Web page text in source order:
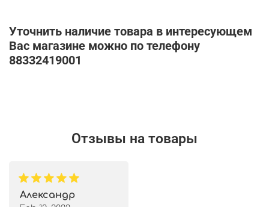
Уточнить наличие товара в интересующем
Вас магазине можно по телефону
88332419001
Отзывы на товары
Александр